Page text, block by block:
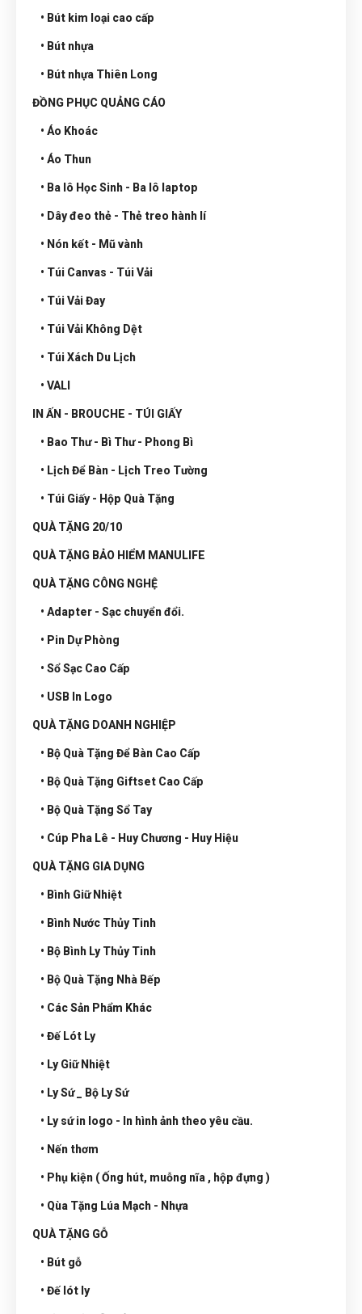
• Bút kim loại cao cấp
• Bút nhựa
• Bút nhựa Thiên Long
ĐỒNG PHỤC QUẢNG CÁO
• Áo Khoác
• Áo Thun
• Ba lô Học Sinh - Ba lô laptop
• Dây đeo thẻ - Thẻ treo hành lí
• Nón kết - Mũ vành
• Túi Canvas - Túi Vải
• Túi Vải Đay
• Túi Vải Không Dệt
• Túi Xách Du Lịch
• VALI
IN ẤN - BROUCHE - TÚI GIẤY
• Bao Thư - Bì Thư - Phong Bì
• Lịch Để Bàn - Lịch Treo Tường
• Túi Giấy - Hộp Quà Tặng
QUÀ TẶNG 20/10
QUÀ TẶNG BẢO HIỂM MANULIFE
QUÀ TẶNG CÔNG NGHỆ
• Adapter - Sạc chuyển đổi.
• Pin Dự Phòng
• Sổ Sạc Cao Cấp
• USB In Logo
QUÀ TẶNG DOANH NGHIỆP
• Bộ Quà Tặng Để Bàn Cao Cấp
• Bộ Quà Tặng Giftset Cao Cấp
• Bộ Quà Tặng Sổ Tay
• Cúp Pha Lê - Huy Chương - Huy Hiệu
QUÀ TẶNG GIA DỤNG
• Bình Giữ Nhiệt
• Bình Nước Thủy Tinh
• Bộ Bình Ly Thủy Tinh
• Bộ Quà Tặng Nhà Bếp
• Các Sản Phẩm Khác
• Đế Lót Ly
• Ly Giữ Nhiệt
• Ly Sứ _ Bộ Ly Sứ
• Ly sứ in logo - In hình ảnh theo yêu cầu.
• Nến thơm
• Phụ kiện ( Ống hút, muỗng nĩa , hộp đựng )
• Qùa Tặng Lúa Mạch - Nhựa
QUÀ TẶNG GỖ
• Bút gỗ
• Đế lót ly